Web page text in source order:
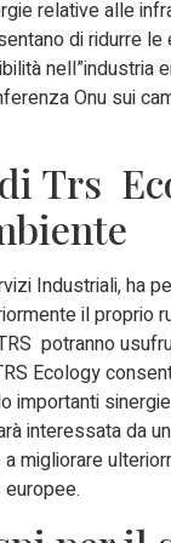
relative alle
di ridurre
nell”industria
Onu sui
Trs
Industriali, ha
il
potranno
Ecology
importanti
interessata da
migliorare